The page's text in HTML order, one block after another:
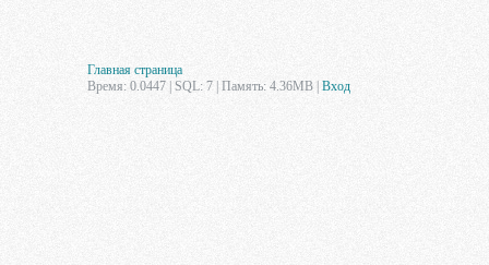
Главная страница
Время: 0.0447 | SQL: 7 | Память: 4.36MB Вход